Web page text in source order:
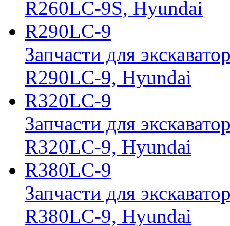
R260LC-9S, Hyundai
R290LC-9
Запчасти для
R290LC-9, Hyundai
R320LC-9
Запчасти для
R320LC-9, Hyundai
R380LC-9
Запчасти для
R380LC-9, Hyundai